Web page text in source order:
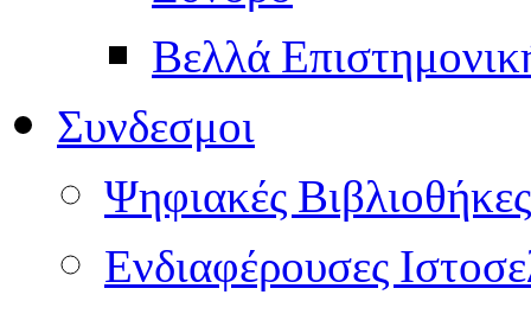
Βελλά
Συνδεσμοι
Ψηφιακές Βιβλιοθήκες
Ενδιαφέρουσες